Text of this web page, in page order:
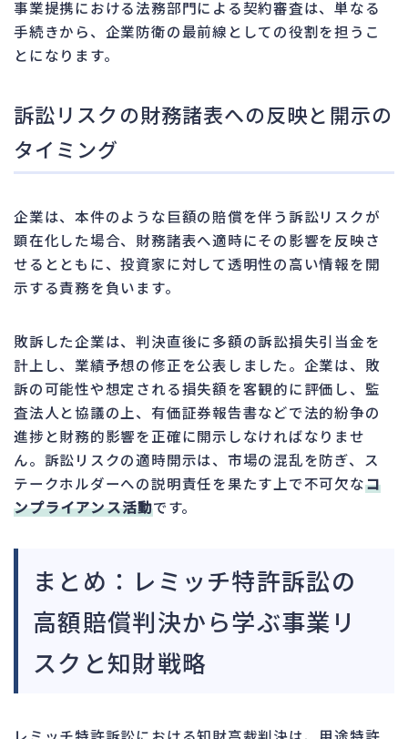
事業提携における法務部門による契約審査は、単なる
手続きから、企業防衛の最前線としての役割を担うこ
とになります。
訴訟リスクの財務諸表への反映と開示の
タイミング
企業は、本件のような巨額の賠償を伴う訴訟リスクが
顕在化した場合、財務諸表へ適時にその影響を反映さ
せるとともに、投資家に対して透明性の高い情報を開
示する責務を負います。
敗訴した企業は、判決直後に多額の訴訟損失引当金を
計上し、業績予想の修正を公表しました。企業は、敗
訴の可能性や想定される損失額を客観的に評価し、監
査法人と協議の上、有価証券報告書などで法的紛争の
進捗と財務的影響を正確に開示しなければなりませ
ん。訴訟リスクの適時開示は、市場の混乱を防ぎ、ス
テークホルダーへの説明責任を果たす上で不可欠なコ
ンプライアンス活動です。
まとめ：レミッチ特許訴訟の
高額賠償判決から学ぶ事業リ
スクと知財戦略